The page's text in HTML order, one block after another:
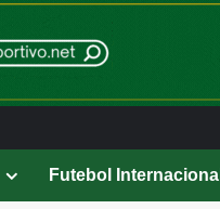
Futebol Internacional